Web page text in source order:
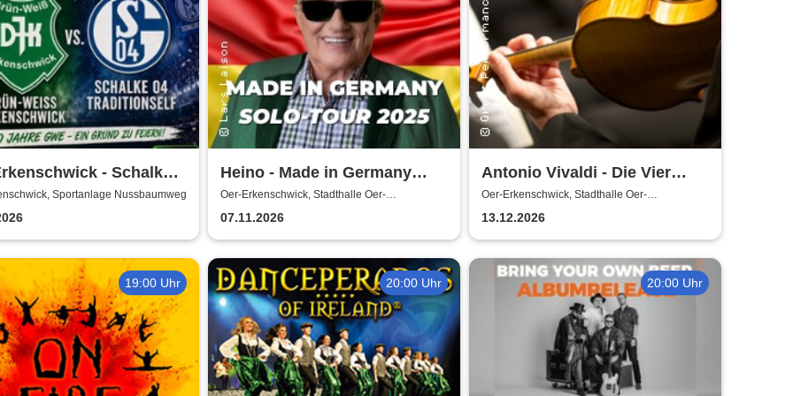
- Schalke
| 100 Jahre
Weiss
Sportanlage Nussbaumweg
Heino - Made in Germany
Solo-Tour
Oer-Erkenschwick, Stadthalle Oer-
Erkenschwick
07.11.2026
Antonio Vivaldi - Die Vier
Jahreszeiten
Oer-Erkenschwick, Stadthalle Oer-
Erkenschwick
13.12.2026
19:00 Uhr 20:00 Uhr 20:00 Uhr